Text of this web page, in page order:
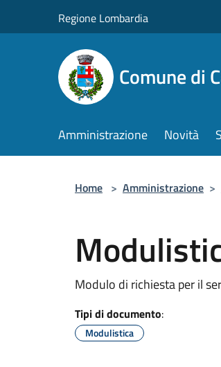
Regione Lombardia
Comune di
Amministrazione Novità
Home > Amministrazione >
Modulo di richiesta per il
Tipi di documento:
Modulistica